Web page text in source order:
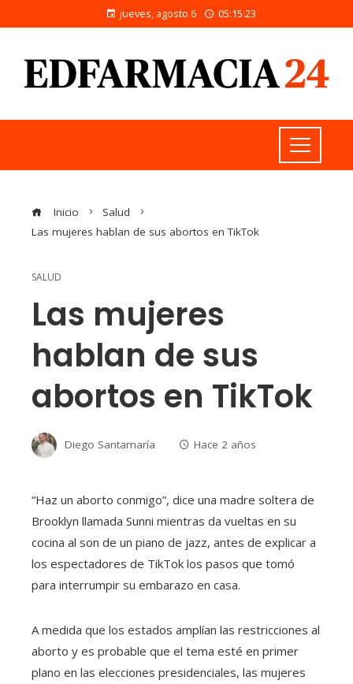
jueves, agosto 6 05:15:23
Inicio
Salud
Las mujeres hablan de sus abortos en TikTok
SALUD
Las mujeres
hablan de sus
abortos en TikTok
Diego Santamaría Hace 2 años
“Haz un aborto conmigo”, dice una madre soltera de
Brooklyn llamada Sunni mientras da vueltas en su
cocina al son de un piano de jazz, antes de explicar a
los espectadores de TikTok los pasos que tomó
para interrumpir su embarazo en casa.
A medida que los estados amplían las restricciones al
aborto y es probable que el tema esté en primer
plano en las elecciones presidenciales, las mujeres